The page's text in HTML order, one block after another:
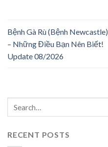
Bệnh Gà Rù (Bệnh Newcastle)
– Những Điều Bạn Nên Biết!
Update 08/2026
RECENT POSTS